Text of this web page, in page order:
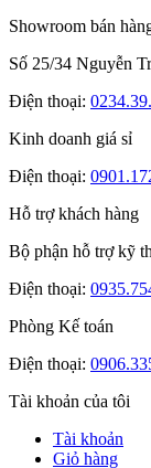
Showroom bán
Số 25/34 Nguyễn
Điện thoại:
Kinh doanh giá sỉ
Điện thoại:
Hỗ trợ khách hàng
Bộ phận hỗ trợ kỹ
Điện thoại:
Phòng Kế toán
Điện thoại:
Tài khoản của tôi
Tài khoản
Giỏ hàng